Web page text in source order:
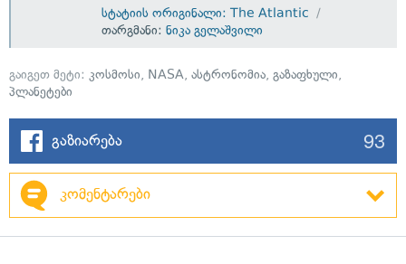
სტატიის ორიგინალი: The Atlantic
თარგმანი: ნიკა გელაშვილი
გაიგეთ მეტი: კოსმოსი, NASA, ასტრონომია, გაზაფხული,
პლანეტები
გაზიარება 93
კომენტარები